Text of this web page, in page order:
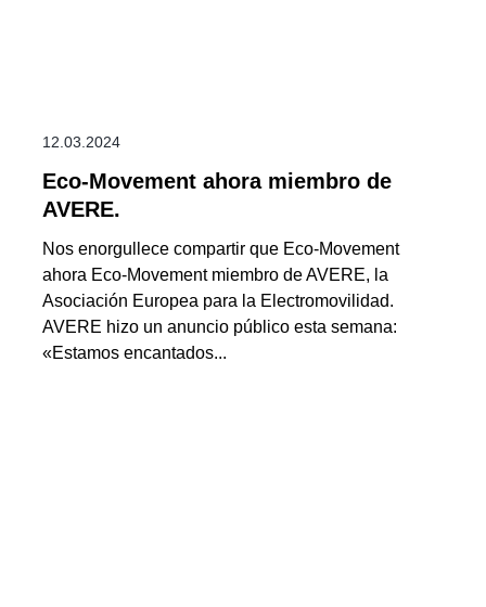
12.03.2024
Eco-Movement ahora miembro de
AVERE.
Nos enorgullece compartir que Eco-Movement
ahora Eco-Movement miembro de AVERE, la
Asociación Europea para la Electromovilidad.
AVERE hizo un anuncio público esta semana:
«Estamos encantados...